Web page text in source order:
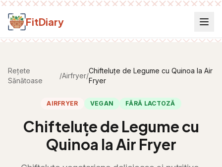
Salt la conținut
FitDiary
Rețete
Sănătoase
/Airfryer/
Chifteluțe de Legume cu Quinoa la Air
Fryer
AIRFRYER VEGAN FĂRĂ LACTOZĂ
Chifteluțe de Legume cu
Quinoa la Air Fryer